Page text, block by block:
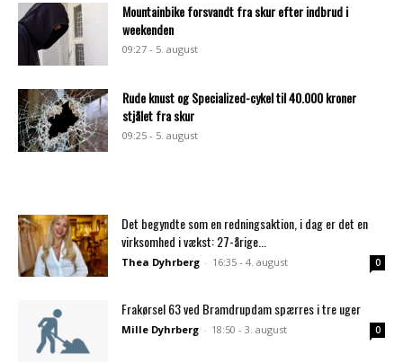
Mountainbike forsvandt fra skur efter indbrud i
weekenden
09:27 - 5. august
Rude knust og Specialized-cykel til 40.000 kroner
stjålet fra skur
09:25 - 5. august
Det begyndte som en redningsaktion, i dag er det en
virksomhed i vækst: 27-årige...
Thea Dyhrberg - 16:35 - 4. august 0
Frakørsel 63 ved Bramdrupdam spærres i tre uger
Mille Dyhrberg - 18:50 - 3. august 0